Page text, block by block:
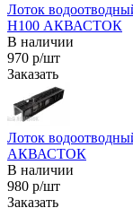
Лоток
H100 АКВАСТОК
В наличии
970 р/шт
Заказать
Лоток
АКВАСТОК
В наличии
980 р/шт
Заказать